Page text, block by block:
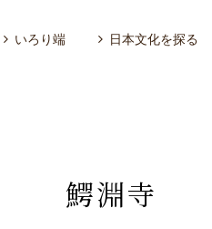
いろり端 日本文化を探る
鰐淵寺